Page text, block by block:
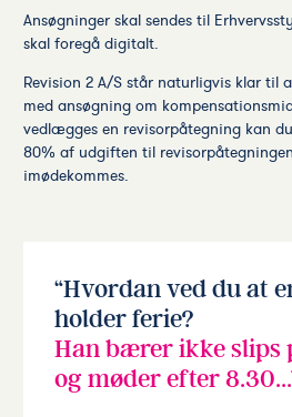
Ansøgninger skal sendes til
skal foregå digitalt.
Revision 2 A/S står naturligvis klar til
med ansøgning om
vedlægges en revisorpåtegning kan
80% af udgiften til
imødekommes.
Hvordan ved du at
holder ferie?
Han bærer ikke slips
og møder efter 8.30...